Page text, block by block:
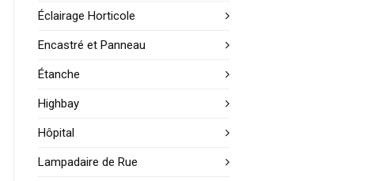
Éclairage Horticole
Encastré et Panneau
Étanche
Highbay
Hôpital
Lampadaire de Rue